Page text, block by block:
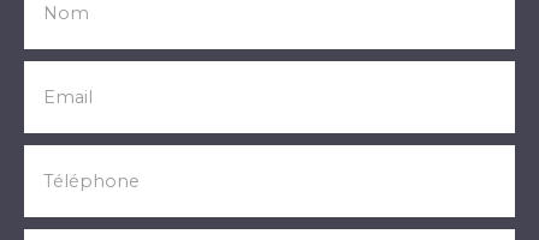
Nom
Email
Téléphone